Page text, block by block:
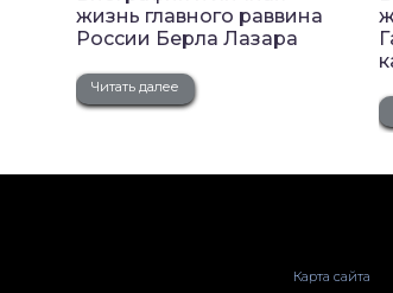
жизнь главного раввина
России Берла Лазара
Читать далее
Карта сайта